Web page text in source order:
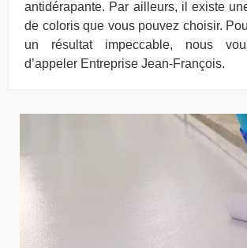
antidérapante. Par ailleurs, il existe
de coloris que vous pouvez choisir.
un résultat impeccable, nous
d’appeler Entreprise Jean-François.